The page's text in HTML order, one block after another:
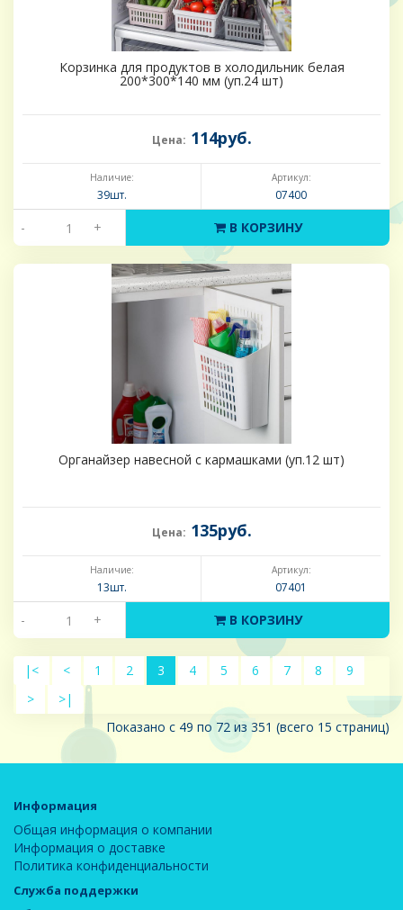
Корзинка для продуктов в холодильник белая
200*300*140 мм (уп.24 шт)
Цена: 114руб.
Наличие:
39шт.
Артикул:
07400
- + В КОРЗИНУ
Органайзер навесной с кармашками (уп.12 шт)
Цена: 135руб.
Наличие:
13шт.
Артикул:
07401
- + В КОРЗИНУ
|< < 1 2 3 4 5 6 7 8
9
>
>|
Показано с 49 по 72 из 351 (всего 15 страниц)
Информация
Общая информация о компании
Информация о доставке
Политика конфиденциальности
Служба поддержки